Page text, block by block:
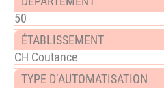
50
CH Coutance